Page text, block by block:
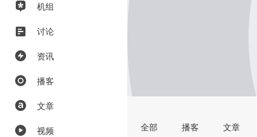
机组
讨论
资讯
播客
文章
视频 全部 播客 文章